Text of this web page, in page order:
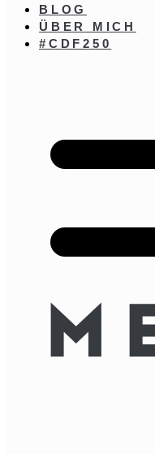
BLOG
ÜBER MICH
#CDF250